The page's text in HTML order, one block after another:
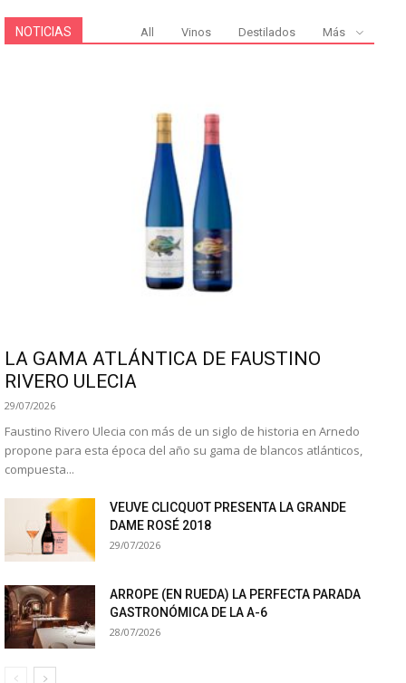
NOTICIAS All Vinos Destilados Más
LA GAMA ATLÁNTICA DE FAUSTINO
RIVERO ULECIA
29/07/2026
Faustino Rivero Ulecia con más de un siglo de historia en Arnedo
propone para esta época del año su gama de blancos atlánticos,
compuesta...
VEUVE CLICQUOT PRESENTA LA GRANDE
DAME ROSÉ 2018
29/07/2026
ARROPE (EN RUEDA) LA PERFECTA PARADA
GASTRONÓMICA DE LA A-6
28/07/2026